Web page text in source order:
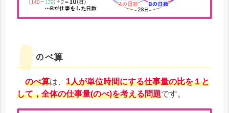
のべ算
のべ算は、 1人が単位時間にする仕事量の比を１と
して，全体の仕事量(のべ)を考える問題です。